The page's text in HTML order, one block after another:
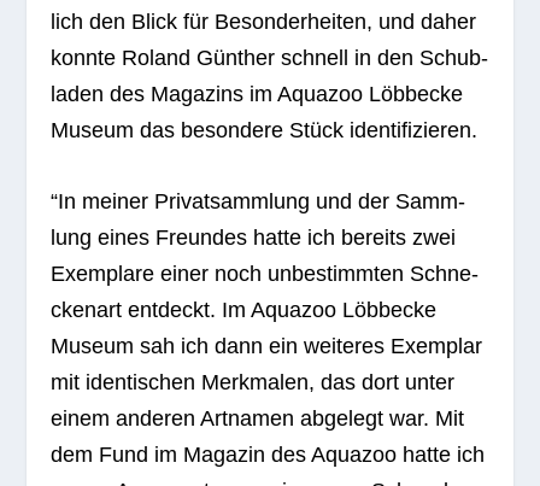
lich den Blick für Beson­der­hei­ten, und daher
konnte Roland Gün­ther schnell in den Schub­
la­den des Maga­zins im Aqua­zoo Löbb­ecke
Museum das beson­dere Stück identifizieren.
“In mei­ner Pri­vat­samm­lung und der Samm­
lung eines Freun­des hatte ich bereits zwei
Exem­plare einer noch unbe­stimm­ten Schne­
cken­art ent­deckt. Im Aqua­zoo Löbb­ecke
Museum sah ich dann ein wei­te­res Exem­plar
mit iden­ti­schen Merk­ma­len, das dort unter
einem ande­ren Art­na­men abge­legt war. Mit
dem Fund im Maga­zin des Aqua­zoo hatte ich